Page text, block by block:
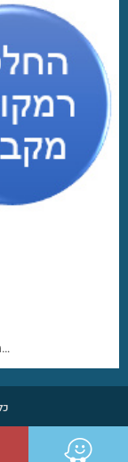
משתמשי מקבוק נהנים מאיכות צליל נקי, מדויק וחד…